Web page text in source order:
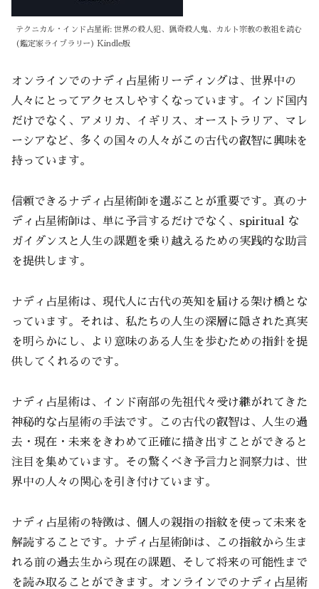
テクニカル・インド占星術: 世界の殺人犯、猟奇殺人鬼、カルト宗教の教祖を読む
(鑑定家ライブラリー) Kindle版
オンラインでのナディ占星術リーディングは、世界中の
人々にとってアクセスしやすくなっています。インド国内
だけでなく、アメリカ、イギリス、オーストラリア、マレ
ーシアなど、多くの国々の人々がこの古代の叡智に興味を
持っています。
信頼できるナディ占星術師を選ぶことが重要です。真のナ
ディ占星術師は、単に予言するだけでなく、spiritual な
ガイダンスと人生の課題を乗り越えるための実践的な助言
を提供します。
ナディ占星術は、現代人に古代の英知を届ける架け橋とな
っています。それは、私たちの人生の深層に隠された真実
を明らかにし、より意味のある人生を歩むための指針を提
供してくれるのです。
ナディ占星術は、インド南部の先祖代々受け継がれてきた
神秘的な占星術の手法です。この古代の叡智は、人生の過
去・現在・未来をきわめて正確に描き出すことができると
注目を集めています。その驚くべき予言力と洞察力は、世
界中の人々の関心を引き付けています。
ナディ占星術の特徴は、個人の親指の指紋を使って未来を
解読することです。ナディ占星術師は、この指紋から生ま
れる前の過去生から現在の課題、そして将来の可能性まで
を読み取ることができます。オンラインでのナディ占星術